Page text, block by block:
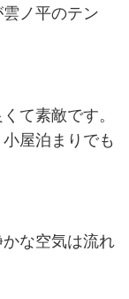
ノ平のテン
て素敵です。
屋泊まりでも
な空気は流れ